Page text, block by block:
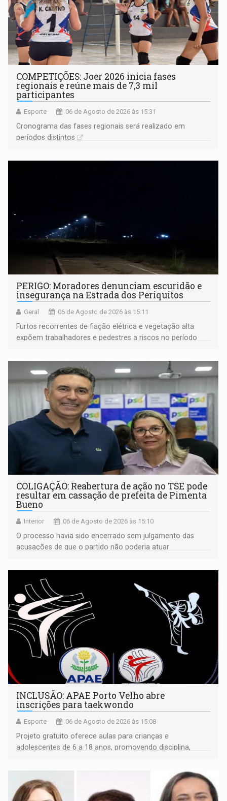
COMPETIÇÕES: Joer 2026 inicia fases
regionais e reúne mais de 7,3 mil
participantes
Esporte 06 de Agosto de 2026 às 15:31
Cronograma das fases regionais será realizado em
períodos distintos
PERIGO: Moradores denunciam escuridão e
insegurança na Estrada dos Periquitos
Geral 06 de Agosto de 2026 às 15:11
Furtos recorrentes de fiação elétrica e vegetação alta
expõem trabalhadores e pedestres a riscos no período
COLIGAÇÃO: Reabertura de ação no TSE pode
resultar em cassação de prefeita de Pimenta
Bueno
Interior 06 de Agosto de 2026 às 15:10
O processo havia sido encerrado sem julgamento das
acusações de que o partido não poderia atuar
INCLUSÃO: APAE Porto Velho abre
inscrições para taekwondo
Esporte 06 de Agosto de 2026 às 15:08
Projeto gratuito oferece aulas para crianças e
adolescentes de 6 a 18 anos, promovendo disciplina,